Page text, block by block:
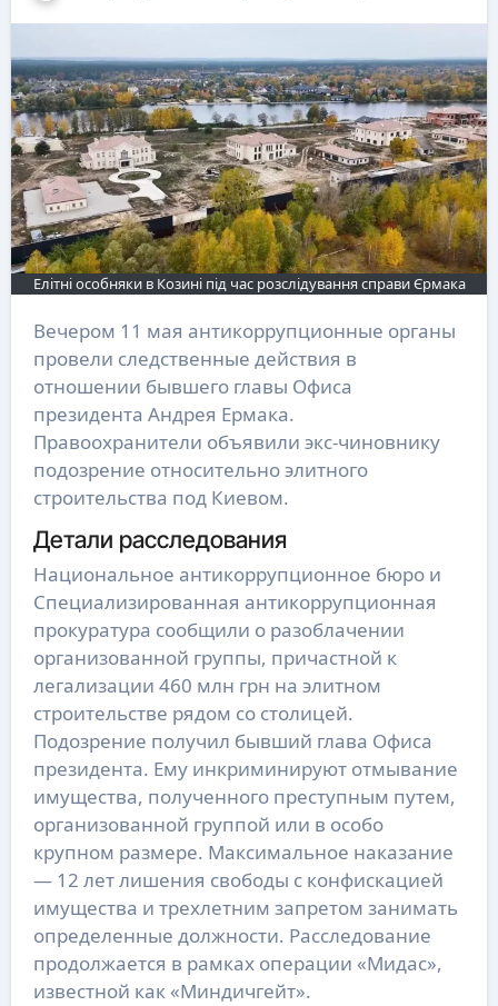
Елітні особняки в Козині під час розслідування справи Єрмака
Вечером 11 мая антикоррупционные органы
провели следственные действия в
отношении бывшего главы Офиса
президента Андрея Ермака.
Правоохранители объявили экс-чиновнику
подозрение относительно элитного
строительства под Киевом.
Детали расследования
Национальное антикоррупционное бюро и
Специализированная антикоррупционная
прокуратура сообщили о разоблачении
организованной группы, причастной к
легализации 460 млн грн на элитном
строительстве рядом со столицей.
Подозрение получил бывший глава Офиса
президента. Ему инкриминируют отмывание
имущества, полученного преступным путем,
организованной группой или в особо
крупном размере. Максимальное наказание
— 12 лет лишения свободы с конфискацией
имущества и трехлетним запретом занимать
определенные должности. Расследование
продолжается в рамках операции «Мидас»,
известной как «Миндичгейт».